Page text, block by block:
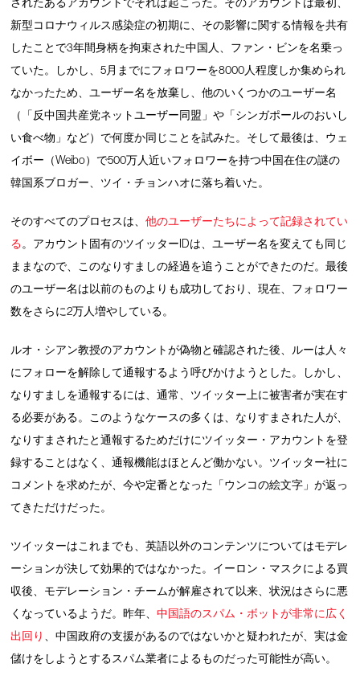
新型コロナウィルス感染症の初期に、その影響に関する情報を共有
したことで3年間身柄を拘束された中国人、ファン・ビンを名乗っ
ていた。しかし、5月までにフォロワーを8000人程度しか集められ
なかったため、ユーザー名を放棄し、他のいくつかのユーザー名
（「反中国共産党ネットユーザー同盟」や「シンガポールのおいし
い食べ物」など）で何度か同じことを試みた。そして最後は、ウェ
イボー（Weibo）で500万人近いフォロワーを持つ中国在住の謎の
韓国系ブロガー、ツイ・チョンハオに落ち着いた。
そのすべてのプロセスは、他のユーザーたちによって記録されてい
る。アカウント固有のツイッターIDは、ユーザー名を変えても同じ
ままなので、このなりすましの経過を追うことができたのだ。最後
のユーザー名は以前のものよりも成功しており、現在、フォロワー
数をさらに2万人増やしている。
ルオ・シアン教授のアカウントが偽物と確認された後、ルーは人々
にフォローを解除して通報するよう呼びかけようとした。しかし、
なりすましを通報するには、通常、ツイッター上に被害者が実在す
る必要がある。このようなケースの多くは、なりすまされた人が、
なりすまされたと通報するためだけにツイッター・アカウントを登
録することはなく、通報機能はほとんど働かない。ツイッター社に
コメントを求めたが、今や定番となった「ウンコの絵文字」が返っ
てきただけだった。
ツイッターはこれまでも、英語以外のコンテンツについてはモデレ
ーションが決して効果的ではなかった。イーロン・マスクによる買
収後、モデレーション・チームが解雇されて以来、状況はさらに悪
くなっているようだ。昨年、中国語のスパム・ボットが非常に広く
出回り
、中国政府の支援があるのではないかと疑われたが、実は金
儲けをしようとするスパム業者によるものだった可能性が高い。